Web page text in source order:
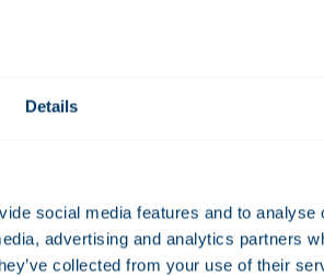
Details
social media features and to
advertising and analytics partners
collected from your use of their